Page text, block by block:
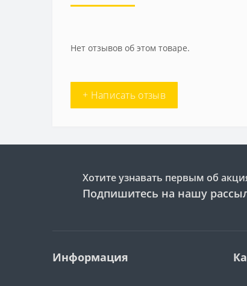
Нет отзывов об этом товаре.
+ Написать отзыв
Хотите узнавать первым об
Подпишитесь на нашу
Информация